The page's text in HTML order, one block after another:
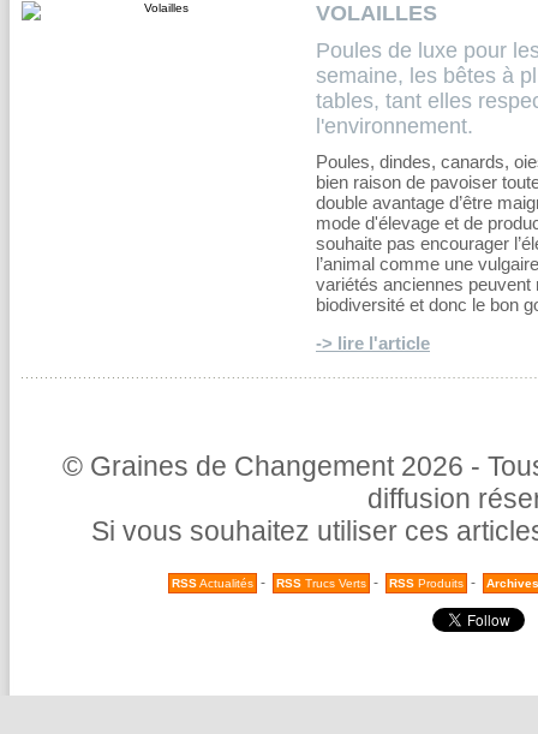
VOLAILLES
Poules de luxe pour
semaine, les bêtes à
tables, tant elles
l'environnement.
Poules, dindes, canards,
bien raison de pavoiser
double avantage d’être
mode d'élevage et de
souhaite pas encourager
l’animal comme une
variétés anciennes
biodiversité et donc le bon
-> lire l'article
© Graines de Changement 2026 -
diffusion
Si vous souhaitez utiliser ces
RSSActualités - RSS Trucs Verts - RSS Produits - Archives